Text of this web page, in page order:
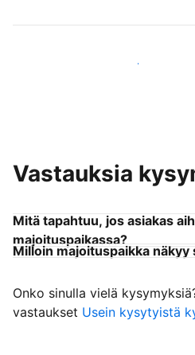
Liity kaltaistesi majoittajien
Vastauksia
Mitä tapahtuu, jos asiakas
majoituspaikassa?
Milloin majoituspaikka näkyy
Onko sinulla vielä
vastaukset Usein kysytyistä